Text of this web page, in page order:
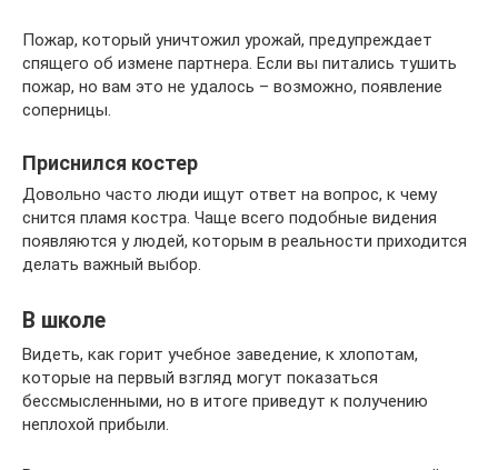
Пожар, который уничтожил урожай, предупреждает
спящего об измене партнера. Если вы питались тушить
пожар, но вам это не удалось – возможно, появление
соперницы.
Приснился костер
Довольно часто люди ищут ответ на вопрос, к чему
снится пламя костра. Чаще всего подобные видения
появляются у людей, которым в реальности приходится
делать важный выбор.
В школе
Видеть, как горит учебное заведение, к хлопотам,
которые на первый взгляд могут показаться
бессмысленными, но в итоге приведут к получению
неплохой прибыли.